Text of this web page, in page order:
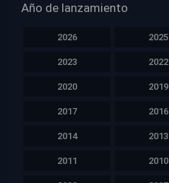
Año de lanzamiento
2026 2025
2023 2022
2020 2019
2017 2016
2014 2013
2011 2010